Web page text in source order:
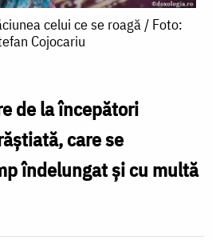
celui ce se roagă / Foto:
Cojocariu
de la începători
care se
îndelungat și cu multă